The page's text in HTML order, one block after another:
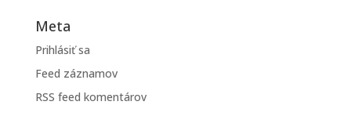
Meta
Prihlásiť sa
Feed záznamov
RSS feed komentárov